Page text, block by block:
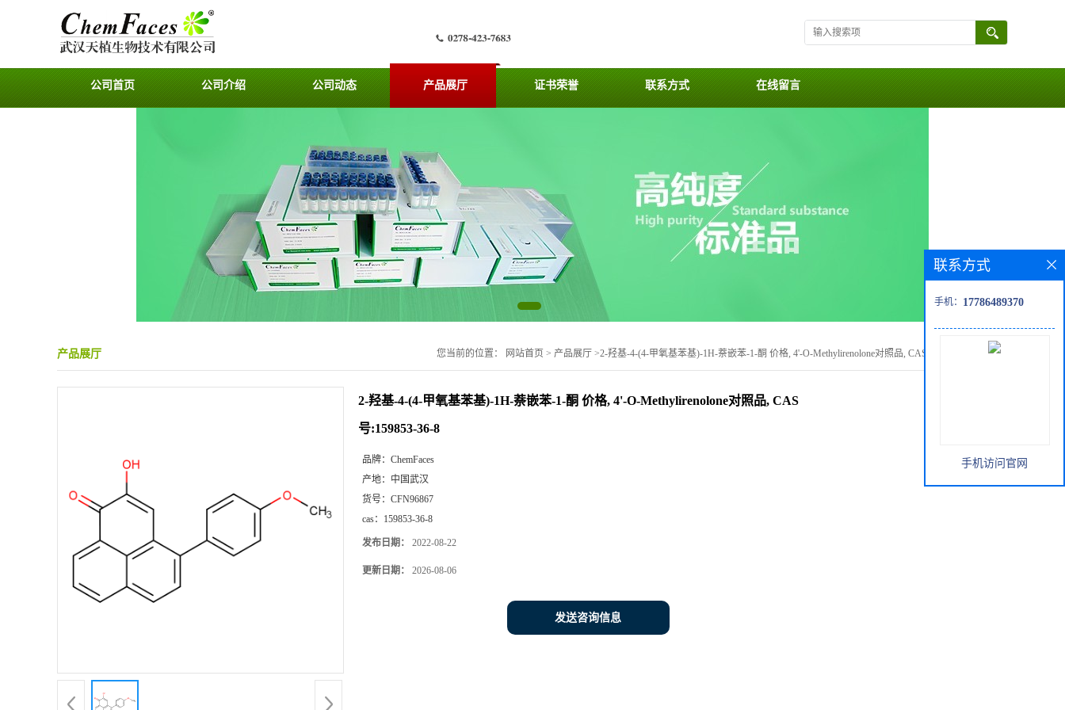
公司首页 公司介绍 公司动态 产品展厅 证书荣誉 联系方式 在线留言
产品展厅 您当前的位置： 网站首页 > 产品展厅 >2-羟基-4-(4-甲氧基苯基)-1H-萘嵌苯-1-酮 价格, 4'-O-Methylirenolone对照品, CAS号:159853-36-8
2-羟基-4-(4-甲氧基苯基)-1H-萘嵌苯-1-酮 价格, 4'-O-Methylirenolone对照品, CAS
号:159853-36-8
品牌： ChemFaces
产地： 中国武汉
货号： CFN96867
cas： 159853-36-8
发布日期： 2022-08-22
更新日期： 2026-08-06
发送咨询信息
联系方式
手机： 17786489370
手机访问官网